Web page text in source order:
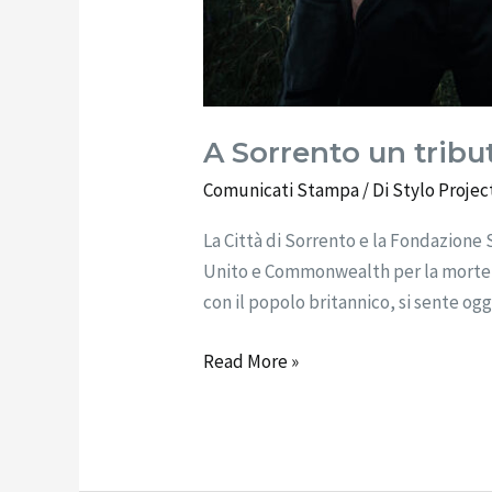
A Sorrento un
Comunicati Stampa/ DiStylo
La Città di Sorrento e la
Unito e Commonwealth per la
con il popolo britannico, si sente
Read More »